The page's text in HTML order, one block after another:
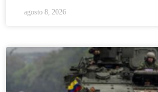
agosto 8, 2026